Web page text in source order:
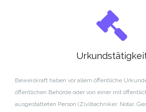
Beweiskraft haben vor allem öffentliche
öffentlichen Behörde oder von einer mit
ausgestatteten Person (Ziviltechniker, Notar,